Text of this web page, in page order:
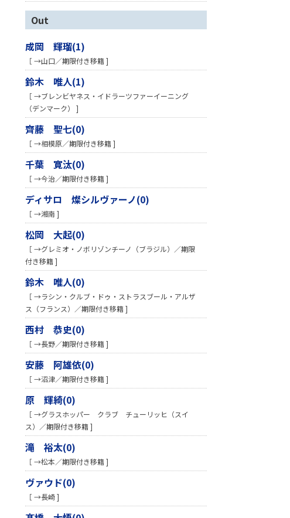
Out
成岡 輝瑠(1)
［ →山口／期限付き移籍 ]
鈴木 唯人(1)
［ →ブレンビヤネス・イドラーツファーイーニング
（デンマーク） ]
齊藤 聖七(0)
［ →相模原／期限付き移籍 ]
千葉 寛汰(0)
［ →今治／期限付き移籍 ]
ディサロ 燦シルヴァーノ(0)
［ →湘南 ]
松岡 大起(0)
［ →グレミオ・ノボリゾンチーノ（ブラジル）／期限
付き移籍 ]
鈴木 唯人(0)
［ →ラシン・クルブ・ドゥ・ストラスブール・アルザ
ス（フランス）／期限付き移籍 ]
西村 恭史(0)
［ →長野／期限付き移籍 ]
安藤 阿雄依(0)
［ →沼津／期限付き移籍 ]
原 輝綺(0)
［ →グラスホッパー クラブ チューリッヒ（スイ
ス）／期限付き移籍 ]
滝 裕太(0)
［ →松本／期限付き移籍 ]
ヴァウド(0)
［ →長崎 ]